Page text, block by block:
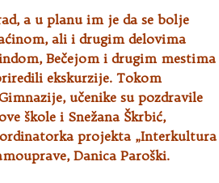
a u planu im je da se bolje
ali i drugim delovima
Bečejom i drugim mestima
ekskurzije. Tokom
učenike su pozdravile
škole i Snežana Škrbić,
projekta „Interkultura
Danica Paroški.